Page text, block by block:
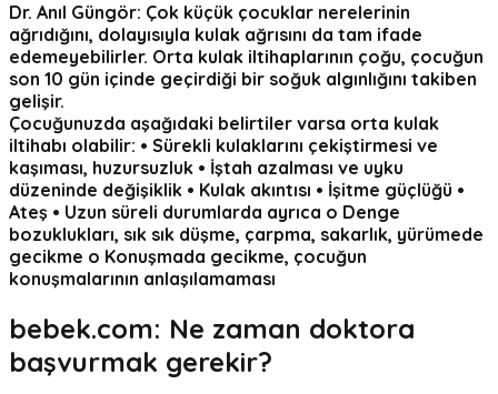
Dr. Anıl Güngör: Çok küçük çocuklar nerelerinin
ağrıdığını, dolayısıyla kulak ağrısını da tam ifade
edemeyebilirler. Orta kulak iltihaplarının çoğu, çocuğun
son 10 gün içinde geçirdiği bir soğuk algınlığını takiben
gelişir.
Çocuğunuzda aşağıdaki belirtiler varsa orta kulak
iltihabı olabilir: • Sürekli kulaklarını çekiştirmesi ve
kaşıması, huzursuzluk • İştah azalması ve uyku
düzeninde değişiklik • Kulak akıntısı • İşitme güçlüğü •
Ateş • Uzun süreli durumlarda ayrıca o Denge
bozuklukları, sık sık düşme, çarpma, sakarlık, yürümede
gecikme o Konuşmada gecikme, çocuğun
konuşmalarının anlaşılamaması
bebek.com: Ne zaman doktora
başvurmak gerekir?